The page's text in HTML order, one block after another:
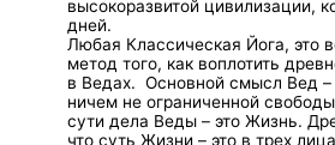
высокоразвитой цивилизации,
дней.
Любая Классическая Йога, это
метод того, как воплотить
в Ведах. Основной смысл Вед
ничем не ограниченной
сути дела Веды – это Жизнь.
что суть Жизни – это в трех